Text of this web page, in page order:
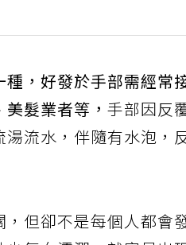
種，好發於手部需經常
美髮業者等，手部因反
流水，伴隨有水泡，
但卻不是每個人都會